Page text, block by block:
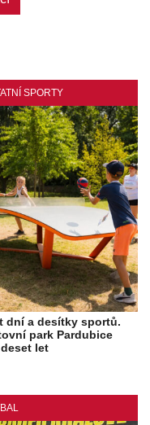
SPORTY
dní a desítky sportů.
park Pardubice
let